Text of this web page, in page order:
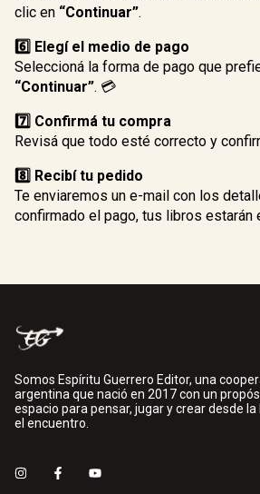
clic en “Continuar”.
6️⃣ Elegí el medio de pago
Seleccioná la forma de pago que
“Continuar”. 💳
7️⃣ Confirmá tu compra
Revisá que todo esté correcto y
8️⃣ Recibí tu pedido
Te enviaremos un e-mail con los
confirmado el pago, tus libros estarán
Somos Espíritu Guerrero Editor, una
argentina que nació en 2017 con un
espacio para pensar, jugar y crear desde
el encuentro.